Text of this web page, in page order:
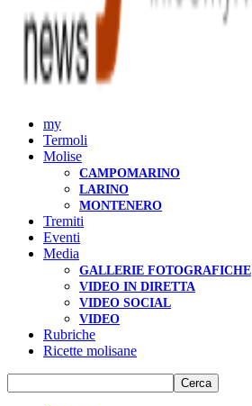
my
Termoli
Molise
CAMPOMARINO
LARINO
MONTENERO
Tremiti
Eventi
Media
GALLERIE FOTOGRAFICHE
VIDEO IN DIRETTA
VIDEO SOCIAL
VIDEO
Rubriche
Ricette molisane